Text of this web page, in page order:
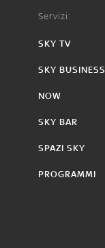
Servizi:
SKY TV
SKY BUSINESS
NOW
SKY BAR
SPAZI SKY
PROGRAMMI